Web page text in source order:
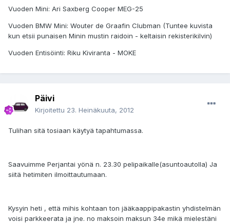
Vuoden Mini: Ari Saxberg Cooper MEG-25
Vuoden BMW Mini: Wouter de Graafin Clubman (Tuntee kuvista
kun etsii punaisen Minin mustin raidoin - keltaisin rekisterikilvin)
Vuoden Entisöinti: Riku Kiviranta - MOKE
Päivi
Kirjoitettu 23. Heinäkuuta, 2012
Tulihan sitä tosiaan käytyä tapahtumassa.
Saavuimme Perjantai yönä n. 23.30 pelipaikalle(asuntoautolla) Ja
siitä hetimiten ilmoittautumaan.
Kysyin heti , että mihis kohtaan ton jääkaappipakastin yhdistelmän
voisi parkkeerata ja jne. no maksoin maksun 34e mikä mielestäni